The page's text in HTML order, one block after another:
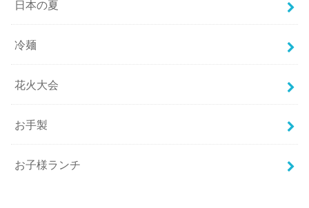
日本の夏
冷麺
花火大会
お手製
お子様ランチ